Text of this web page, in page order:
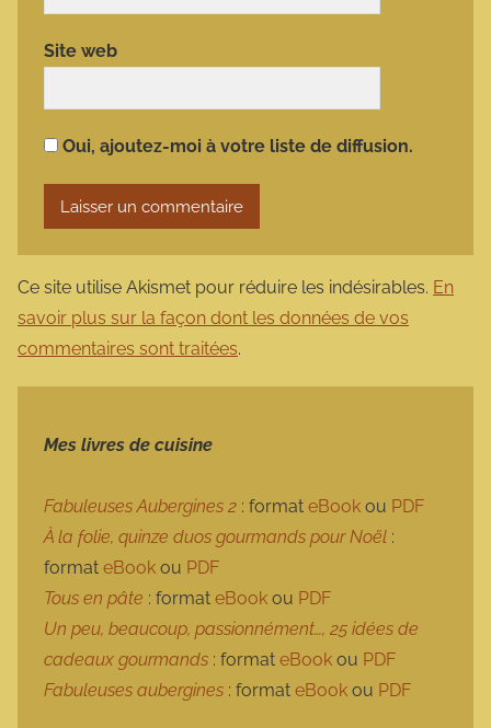
Site web
Oui, ajoutez-moi à votre liste de diffusion.
Ce site utilise Akismet pour réduire les indésirables. En
savoir plus sur la façon dont les données de vos
commentaires sont traitées.
Mes livres de cuisine
Fabuleuses Aubergines 2 : format eBook ou PDF
À la folie, quinze duos gourmands pour Noël :
format eBook ou PDF
Tous en pâte : format eBook ou PDF
Un peu, beaucoup, passionnément…, 25 idées de
cadeaux gourmands : format eBook ou PDF
Fabuleuses aubergines : format eBook ou PDF